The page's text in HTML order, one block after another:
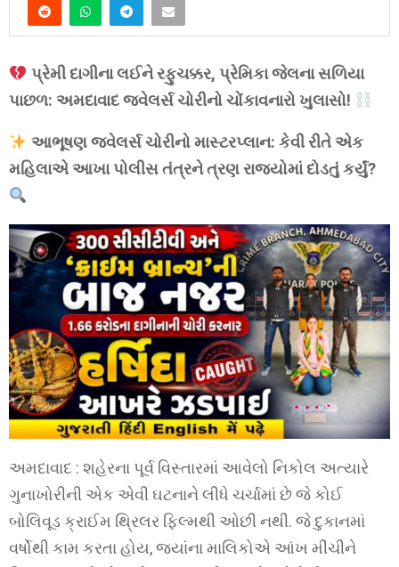
પ્રેમી દાગીના લઈને રફુચક્કર, પ્રેમિકા જેલના સળિયા
પાછળ: અમદાવાદ જ્વેલર્સ ચોરીનો ચોંકાવનારો ખુલાસો!
આભૂષણ જ્વેલર્સ ચોરીનો માસ્ટરપ્લાન: કેવી રીતે એક
મહિલાએ આખા પોલીસ તંત્રને ત્રણ રાજ્યોમાં દોડતું કર્યું?
અમદાવાદ : શહેરના પૂર્વ વિસ્તારમાં આવેલો નિકોલ અત્યારે
ગુનાખોરીની એક એવી ઘટનાને લીધે ચર્ચામાં છે જે કોઈ
બોલિવૂડ ક્રાઈમ થ્રિલર ફિલ્મથી ઓછી નથી. જે દુકાનમાં
વર્ષોથી કામ કરતા હોય, જ્યાંના માલિકોએ આંખ મીંચીને